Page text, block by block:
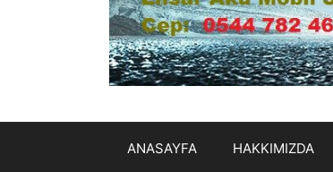
ANASAYFA HAKKIMIZDA